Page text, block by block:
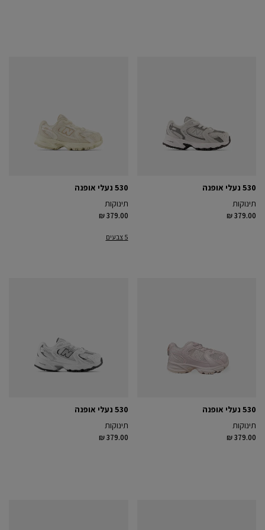
530 נעלי אופנה
תינוקות
₪ 379.00
530 נעלי אופנה
תינוקות
₪ 379.00
5 צבעים
530 נעלי אופנה
תינוקות
₪ 379.00
530 נעלי אופנה
תינוקות
₪ 379.00